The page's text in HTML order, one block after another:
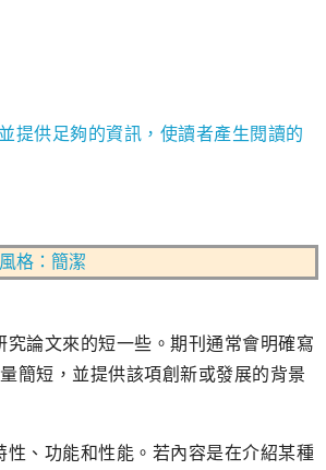
提供足夠的資訊，使讀者產生閱讀的
格：簡潔
論文來的短一些。期刊通常會明確寫
簡短，並提供該項創新或發展的背景
、功能和性能。若內容是在介紹某種